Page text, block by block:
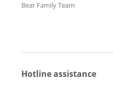
Bear Family Team
Hotline assistance